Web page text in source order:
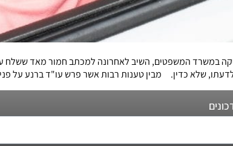
במשרד המשפטים, השיב לאחרונה למכתב חמור מאד
טענות רבות אשר פרש עו"ד ברנע על פני 47 סעיפים ו-39 עמודים (כולל נספחים) בחר עו"ד וגשל […]